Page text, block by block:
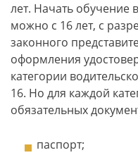
лет. Начать обучение
можно с 16 лет, с
законного
оформления
категории
16. Но для каждой
обязательных
паспорт;